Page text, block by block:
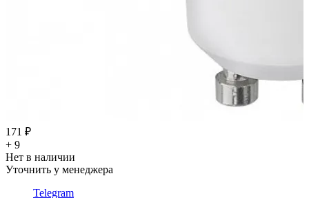
171 ₽
+ 9
Нет в наличии
Уточнить у менеджера
Telegram